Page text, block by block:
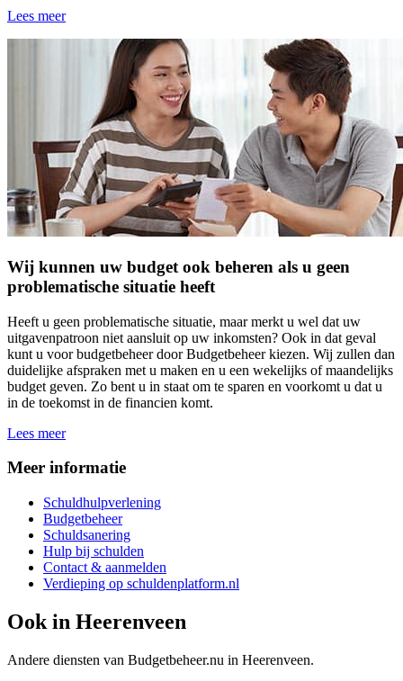
Lees meer
Wij kunnen uw budget ook beheren als u geen
problematische situatie heeft
Heeft u geen problematische situatie, maar merkt u wel dat uw
uitgavenpatroon niet aansluit op uw inkomsten? Ook in dat geval
kunt u voor budgetbeheer door Budgetbeheer kiezen. Wij zullen dan
duidelijke afspraken met u maken en u een wekelijks of maandelijks
budget geven. Zo bent u in staat om te sparen en voorkomt u dat u
in de toekomst in de financien komt.
Lees meer
Meer informatie
Schuldhulpverlening
Budgetbeheer
Schuldsanering
Hulp bij schulden
Contact & aanmelden
Verdieping op schuldenplatform.nl
Ook in Heerenveen
Andere diensten van Budgetbeheer.nu in Heerenveen.